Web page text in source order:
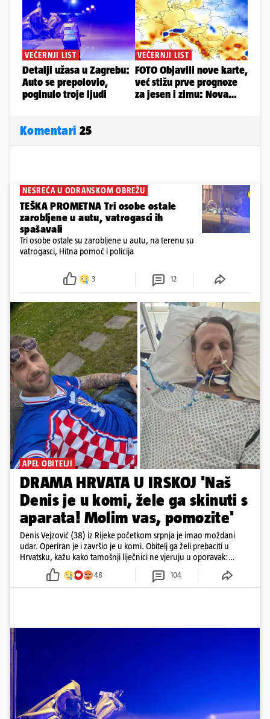
Komentari 25
NESREĆA U ODRANSKOM OBREŽU
TEŠKA PROMETNA Tri osobe ostale
zarobljene u autu, vatrogasci ih
spašavali
Tri osobe ostale su zarobljene u autu, na terenu su
vatrogasci, Hitna pomoć i policija
3 12
APEL OBITELJI
DRAMA HRVATA U IRSKOJ 'Naš
Denis je u komi, žele ga skinuti s
aparata! Molim vas, pomozite'
Denis Vejzović (38) iz Rijeke početkom srpnja je imao moždani
udar. Operiran je i završio je u komi. Obitelj ga želi prebaciti u
Hrvatsku, kažu kako tamošnji liječnici ne vjeruju u oporavak:
'Imamo 72 sata'
48 104